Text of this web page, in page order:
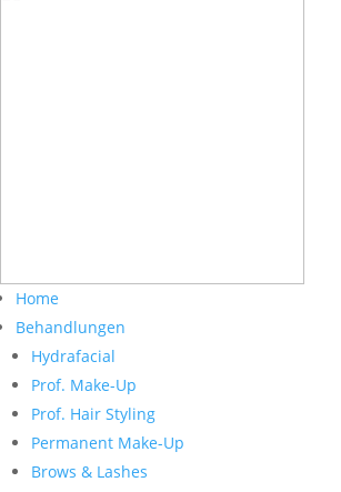
Home
Behandlungen
Hydrafacial
Prof. Make-Up
Prof. Hair Styling
Permanent Make-Up
Brows & Lashes